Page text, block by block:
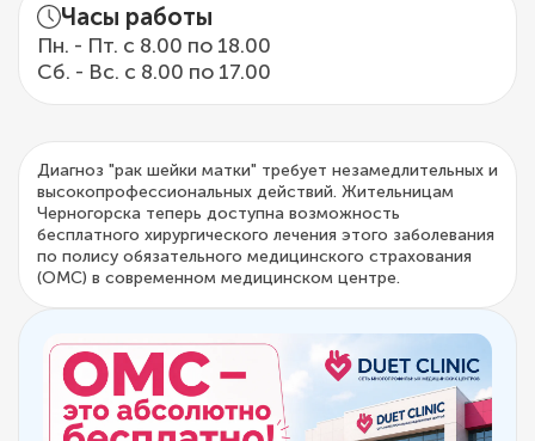
Часы работы
Пн. - Пт. с 8.00 по 18.00
Сб. - Вс. с 8.00 по 17.00
Диагноз "рак шейки матки" требует незамедлительных и
высокопрофессиональных действий. Жительницам
Черногорска теперь доступна возможность
бесплатного хирургического лечения этого заболевания
по полису обязательного медицинского страхования
(ОМС) в современном медицинском центре.